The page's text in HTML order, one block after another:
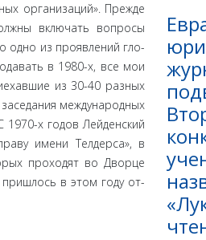
организаций». Прежде
включать вопросы
одно из проявлений гло­
в 1980-х, все мои
из 30-40 разных
международ­ных
1970-х годов Лейден­ский
имени Телдерса», в
проходят во Дворце
пришлось в этом году от­